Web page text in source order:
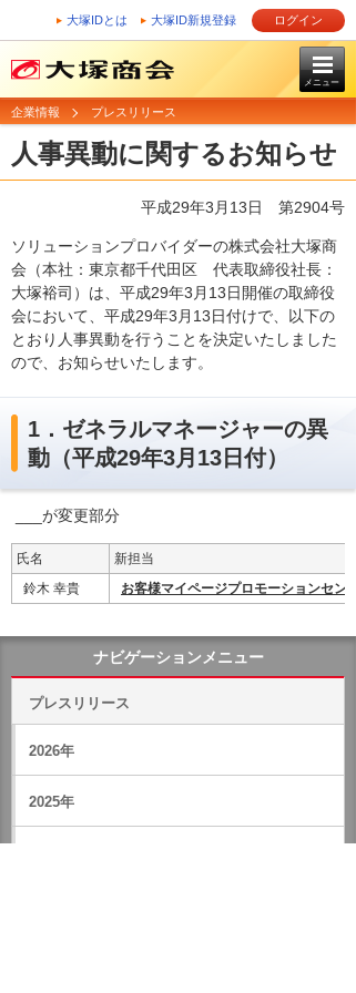
大塚IDとは 大塚ID新規登録 ログイン
メニュー
企業情報 プレスリリース
人事異動に関するお知らせ
平成29年3月13日 第2904号
ソリューションプロバイダーの株式会社大塚商
会（本社：東京都千代田区 代表取締役社長：
大塚裕司）は、平成29年3月13日開催の取締役
会において、平成29年3月13日付けで、以下の
とおり人事異動を行うことを決定いたしました
ので、お知らせいたします。
1．ゼネラルマネージャーの異
動（平成29年3月13日付）
___が変更部分
氏名
新担当
鈴木 幸貴
お客様マイページプロモーションセン
ナビゲーションメニュー
プレスリリース
2026年
2025年